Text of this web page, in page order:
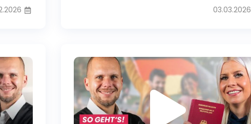
ل
ف
03.03.2026
ت